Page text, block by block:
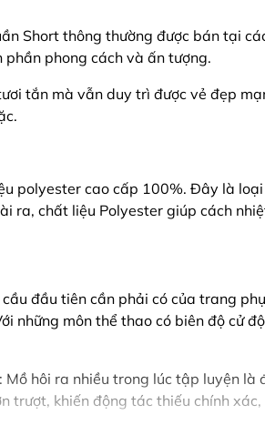
Short thông thường được bán tại
phần phong cách và ấn tượng.
tắn mà vẫn duy trì được vẻ đẹp
polyester cao cấp 100%. Đây là
ra, chất liệu Polyester giúp cách
đầu tiên cần phải có của trang
những môn thể thao có biên độ cử
Mồ hôi ra nhiều trong lúc tập luyện
trượt, khiến động tác thiếu chính